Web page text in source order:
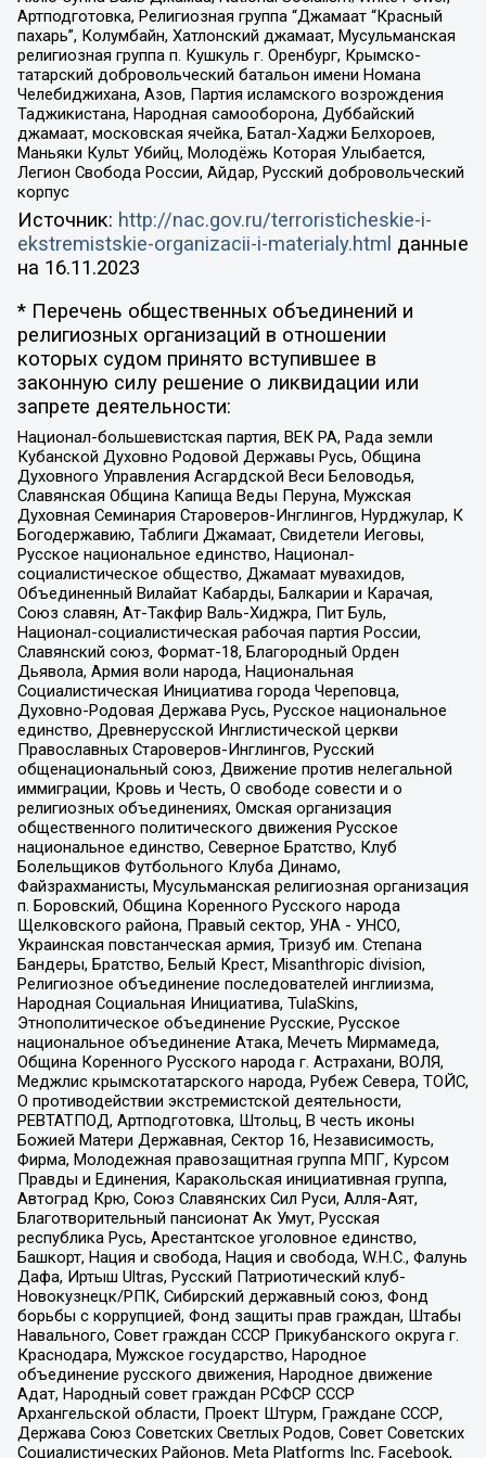
Артподготовка, Религиозная группа “Джамаат “Красный
пахарь”, Колумбайн, Хатлонский джамаат, Мусульманская
религиозная группа п. Кушкуль г. Оренбург, Крымско-
татарский добровольческий батальон имени Номана
Челебиджихана, Азов, Партия исламского возрождения
Таджикистана, Народная самооборона, Дуббайский
джамаат, московская ячейка, Батал-Хаджи Белхороев,
Маньяки Культ Убийц, Молодёжь Которая Улыбается,
Легион Свобода России, Айдар, Русский добровольческий
корпус
Источник: http://nac.gov.ru/terroristicheskie-i-
ekstremistskie-organizacii-i-materialy.html данные
на 16.11.2023
* Перечень общественных объединений и
религиозных организаций в отношении
которых судом принято вступившее в
законную силу решение о ликвидации или
запрете деятельности:
Национал-большевистская партия, ВЕК РА, Рада земли
Кубанской Духовно Родовой Державы Русь, Община
Духовного Управления Асгардской Веси Беловодья,
Славянская Община Капища Веды Перуна, Мужская
Духовная Семинария Староверов-Инглингов, Нурджулар, К
Богодержавию, Таблиги Джамаат, Свидетели Иеговы,
Русское национальное единство, Национал-
социалистическое общество, Джамаат мувахидов,
Объединенный Вилайат Кабарды, Балкарии и Карачая,
Союз славян, Ат-Такфир Валь-Хиджра, Пит Буль,
Национал-социалистическая рабочая партия России,
Славянский союз, Формат-18, Благородный Орден
Дьявола, Армия воли народа, Национальная
Социалистическая Инициатива города Череповца,
Духовно-Родовая Держава Русь, Русское национальное
единство, Древнерусской Инглистической церкви
Православных Староверов-Инглингов, Русский
общенациональный союз, Движение против нелегальной
иммиграции, Кровь и Честь, О свободе совести и о
религиозных объединениях, Омская организация
общественного политического движения Русское
национальное единство, Северное Братство, Клуб
Болельщиков Футбольного Клуба Динамо,
Файзрахманисты, Мусульманская религиозная организация
п. Боровский, Община Коренного Русского народа
Щелковского района, Правый сектор, УНА - УНСО,
Украинская повстанческая армия, Тризуб им. Степана
Бандеры, Братство, Белый Крест, Misanthropic division,
Религиозное объединение последователей инглиизма,
Народная Социальная Инициатива, TulaSkins,
Этнополитическое объединение Русские, Русское
национальное объединение Атака, Мечеть Мирмамеда,
Община Коренного Русского народа г. Астрахани, ВОЛЯ,
Меджлис крымскотатарского народа, Рубеж Севера, ТОЙС,
О противодействии экстремистской деятельности,
РЕВТАТПОД, Артподготовка, Штольц, В честь иконы
Божией Матери Державная, Сектор 16, Независимость,
Фирма, Молодежная правозащитная группа МПГ, Курсом
Правды и Единения, Каракольская инициативная группа,
Автоград Крю, Союз Славянских Сил Руси, Алля-Аят,
Благотворительный пансионат Ак Умут, Русская
республика Русь, Арестантское уголовное единство,
Башкорт, Нация и свобода, Нация и свобода, W.H.С., Фалунь
Дафа, Иртыш Ultras, Русский Патриотический клуб-
Новокузнецк/РПК, Сибирский державный союз, Фонд
борьбы с коррупцией, Фонд защиты прав граждан, Штабы
Навального, Совет граждан СССР Прикубанского округа г.
Краснодара, Мужское государство, Народное
объединение русского движения, Народное движение
Адат, Народный совет граждан РСФСР СССР
Архангельской области, Проект Штурм, Граждане СССР,
Держава Союз Советских Светлых Родов, Совет Советских
Социалистических Районов, Meta Platforms Inc, Facebook,